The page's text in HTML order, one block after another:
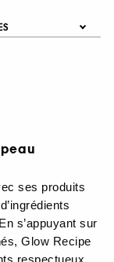
ses produits
s’appuyant sur
Glow Recipe